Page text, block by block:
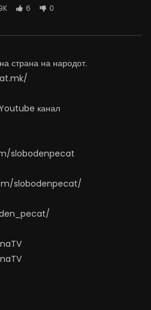
0
791 9
6 0
страна на народот.
канал
slobodenpecat
slobodenpecat/